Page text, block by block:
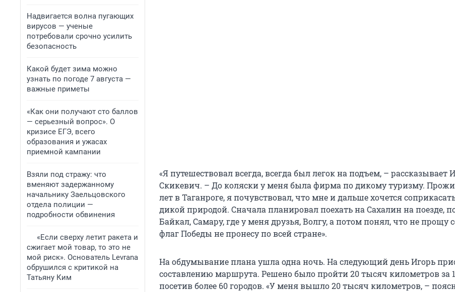
Надвигается волна пугающих
вирусов — ученые
потребовали срочно усилить
безопасность
Какой будет зима можно
узнать по погоде 7 августа —
важные приметы
«Как они получают сто баллов
— серьезный вопрос». О
кризисе ЕГЭ, всего
образования и ужасах
приемной кампании
Взяли под стражу: что
вменяют задержанному
начальнику Заельцовского
отдела полиции —
подробности обвинения
«Если сверху летит ракета и
сжигает мой товар, то это не
мой риск». Основатель Levrana
обрушился с критикой на
Татьяну Ким
«Я путешествовал всегда, всегда был легок на подъем, – рассказывает
Скикевич. – До коляски у меня была фирма по дикому туризму.
лет в Таганроге, я почувствовал, что мне и дальше хочется
дикой природой. Сначала планировал поехать на Сахалин на поезде,
Байкал, Самару, где у меня друзья, Волгу, а потом понял, что не прощу
флаг Победы не пронесу по всей стране».
На обдумывание плана ушла одна ночь. На следующий день Игорь
составлению маршрута. Решено было пройти 20 тысяч километров за
посетив более 60 городов. «У меня вышло 20 тысяч километров, –